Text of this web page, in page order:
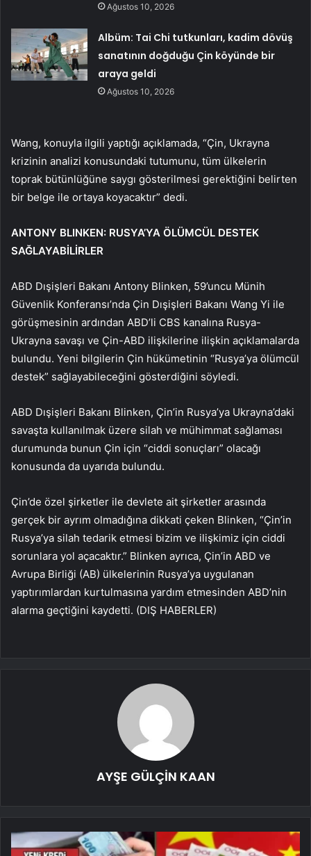
Ağustos 10, 2026
Albüm: Tai Chi tutkunları, kadim dövüş
sanatının doğduğu Çin köyünde bir
araya geldi
Ağustos 10, 2026
Wang, konuyla ilgili yaptığı açıklamada, “Çin, Ukrayna
krizinin analizi konusundaki tutumunu, tüm ülkelerin
toprak bütünlüğüne saygı gösterilmesi gerektiğini belirten
bir belge ile ortaya koyacaktır” dedi.
ANTONY BLINKEN: RUSYA’YA ÖLÜMCÜL DESTEK
SAĞLAYABİLİRLER
ABD Dışişleri Bakanı Antony Blinken, 59’uncu Münih
Güvenlik Konferansı’nda Çin Dışişleri Bakanı Wang Yi ile
görüşmesinin ardından ABD’li CBS kanalına Rusya-
Ukrayna savaşı ve Çin-ABD ilişkilerine ilişkin açıklamalarda
bulundu. Yeni bilgilerin Çin hükümetinin “Rusya’ya ölümcül
destek” sağlayabileceğini gösterdiğini söyledi.
ABD Dışişleri Bakanı Blinken, Çin’in Rusya’ya Ukrayna’daki
savaşta kullanılmak üzere silah ve mühimmat sağlaması
durumunda bunun Çin için “ciddi sonuçları” olacağı
konusunda da uyarıda bulundu.
Çin’de özel şirketler ile devlete ait şirketler arasında
gerçek bir ayrım olmadığına dikkati çeken Blinken, “Çin’in
Rusya’ya silah tedarik etmesi bizim ve ilişkimiz için ciddi
sorunlara yol açacaktır.” Blinken ayrıca, Çin’in ABD ve
Avrupa Birliği (AB) ülkelerinin Rusya’ya uygulanan
yaptırımlardan kurtulmasına yardım etmesinden ABD’nin
alarma geçtiğini kaydetti. (DIŞ HABERLER)
AYŞE GÜLÇİN KAAN